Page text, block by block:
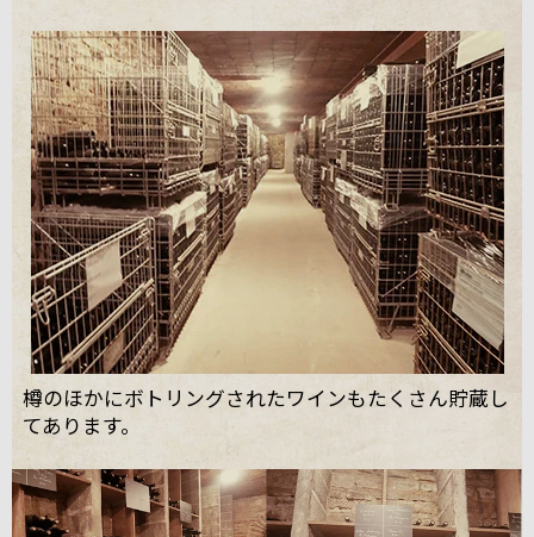
樽のほかにボトリングされたワインもたくさん貯蔵し
てあります。